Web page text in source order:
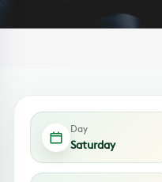
Day
Saturday